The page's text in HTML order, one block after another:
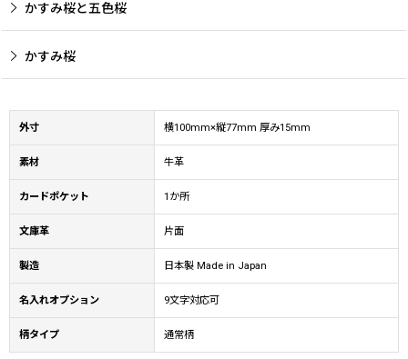
かすみ桜と五色桜
かすみ桜
外寸 横100mm×縦77mm 厚み15mm
素材 牛革
カードポケット 1か所
文庫革 片面
製造 日本製 Made in Japan
名入れオプション 9文字対応可
柄タイプ 通常柄